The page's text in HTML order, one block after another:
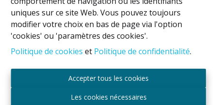
uniques sur ce site Web. Vous pouvez toujours
modifier votre choix en bas de page via l'option
'cookies' ou 'paramètres des cookies'.
Politique de cookies et Politique de confidentialité.
Accepter tous les cookies
Les cookies nécessaires
Mentions légales
Titulaire IPI: David GUNEL
Agent immobilier intermédiaire et régisseur
Rue du Luxembourg 16B, 1000 Bruxelles, Belgique